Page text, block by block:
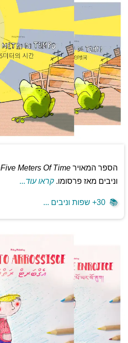
הספר המאוירFive Meters Of Time
וניבים מאז פרסומו.קראו עוד...
📚 30+ שפות וניבים ...